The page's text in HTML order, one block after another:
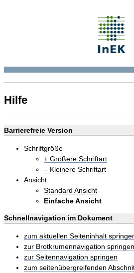
Hilfe
Barrierefreie Version
Schriftgröße
+ Größere Schriftart
– Kleinere Schriftart
Ansicht
Standard Ansicht
Einfache Ansicht
Schnellnavigation im Dokument
zum aktuellen Seiteninhalt
zur Brotkrumennavigation springen
zur Seitennavigation springen
zum seitenübergreifenden